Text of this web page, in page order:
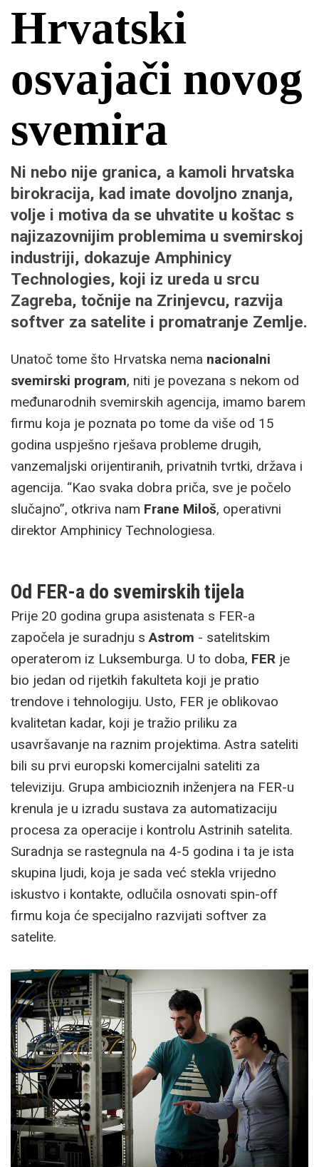
Hrvatski
osvajači novog
svemira
Ni nebo nije granica, a kamoli hrvatska
birokracija, kad imate dovoljno znanja,
volje i motiva da se uhvatite u koštac s
najizazovnijim problemima u svemirskoj
industriji, dokazuje Amphinicy
Technologies, koji iz ureda u srcu
Zagreba, točnije na Zrinjevcu, razvija
softver za satelite i promatranje Zemlje.
Unatoč tome što Hrvatska nema nacionalni
svemirski program, niti je povezana s nekom od
međunarodnih svemirskih agencija, imamo barem
firmu koja je poznata po tome da više od 15
godina uspješno rješava probleme drugih,
vanzemaljski orijentiranih, privatnih tvrtki, država i
agencija. “Kao svaka dobra priča, sve je počelo
slučajno”, otkriva nam Frane Miloš, operativni
direktor Amphinicy Technologiesa.
Od FER-a do svemirskih tijela
Prije 20 godina grupa asistenata s FER-a
započela je suradnju sAstrom - satelitskim
operaterom iz Luksemburga. U to doba, FER je
bio jedan od rijetkih fakulteta koji je pratio
trendove i tehnologiju. Usto, FER je oblikovao
kvalitetan kadar, koji je tražio priliku za
usavršavanje na raznim projektima. Astra sateliti
bili su prvi europski komercijalni sateliti za
televiziju. Grupa ambicioznih inženjera na FER-u
krenula je u izradu sustava za automatizaciju
procesa za operacije i kontrolu Astrinih satelita.
Suradnja se rastegnula na 4-5 godina i ta je ista
skupina ljudi, koja je sada već stekla vrijedno
iskustvo i kontakte, odlučila osnovati spin-off
firmu koja će specijalno razvijati softver za
satelite.